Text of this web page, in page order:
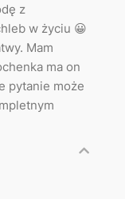
z
w życiu 😀
Mam
ma on
pytanie może